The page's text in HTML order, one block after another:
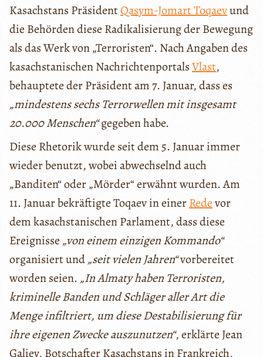
Kasachstans PräsidentQasym-Jomart Toqaevund
die Behörden diese Radikalisierung der Bewegung
als das Werk von „Terroristen“. Nach Angaben des
kasachstanischen NachrichtenportalsVlast,
behauptete der Präsident am 7. Januar, dass es
„mindestens sechs Terrorwellen mit insgesamt
20.000 Menschen“gegeben habe.
Diese Rhetorik wurde seit dem 5. Januar immer
wieder benutzt, wobei abwechselnd auch
„Banditen“ oder „Mörder“ erwähnt wurden. Am
11. Januar bekräftigte Toqaev in einerRedevor
dem kasachstanischen Parlament, dass diese
Ereignisse „von einem einzigen Kommando“
organisiert und„seit vielen Jahren“vorbereitet
worden seien. „In Almaty haben Terroristen,
kriminelle Banden und Schläger aller Art die
Menge infiltriert, um diese Destabilisierung für
ihre eigenen Zwecke auszunutzen“, erklärte Jean
Galiev, Botschafter Kasachstans in Frankreich,